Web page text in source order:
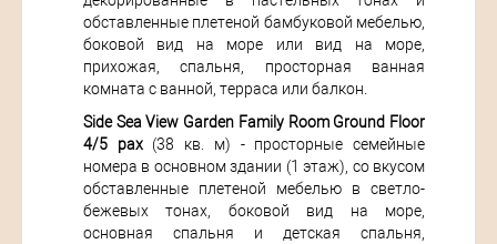
обставленные плетеной бамбуковой мебелью,
боковой вид на море или вид на море,
прихожая, спальня, просторная ванная
комната с ванной, терраса или балкон.
Side Sea View Garden Family Room Ground Floor
4/5 pax(38 кв. м) - просторные семейные
номера в основном здании (1 этаж), со вкусом
обставленные плетеной мебелью в светло-
бежевых тонах, боковой вид на море,
основная спальня и детская спальня,